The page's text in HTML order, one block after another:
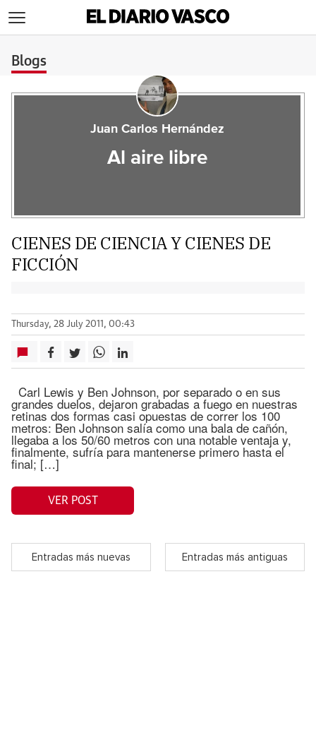
Blogs
Juan Carlos Hernández
Al aire libre
CIENES DE CIENCIA Y CIENES DE
FICCIÓN
Thursday, 28 July 2011, 00:43
Carl Lewis y Ben Johnson, por separado o en sus
grandes duelos, dejaron grabadas a fuego en nuestras
retinas dos formas casi opuestas de correr los 100
metros: Ben Johnson salía como una bala de cañón,
llegaba a los 50/60 metros con una notable ventaja y,
finalmente, sufría para mantenerse primero hasta el
final; […]
VER POST
Entradas más nuevas Entradas más antiguas